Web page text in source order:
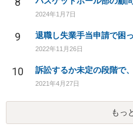
2024年1月7日
9 退職し失業手当申請で困
2022年11月26日
10
2021年4月27日
もっ